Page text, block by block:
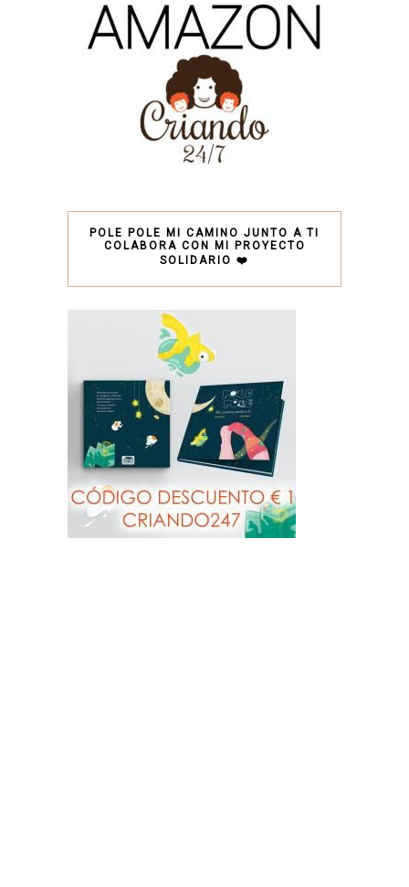
POLE POLE MI CAMINO JUNTO A TI
COLABORA CON MI PROYECTO
SOLIDARIO ❤️